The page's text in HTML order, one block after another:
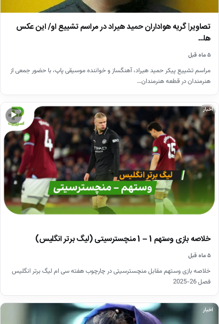
تصاویر| گریه هواداران حمید هیراد در مراسم تشییع او/ این عکس
ها…
۵ ماه قبل
مراسم تشییع پیکر حمید هیراد، آهنگساز و خواننده موسیقی پاپ، با حضور جمعی از
هنرمندان در قطعه هنرمندان…
▶
اخبار
خلاصه بازی وستهم 1 – 1 منچسترسیتی (لیگ برتر انگلیس)
۵ ماه قبل
خلاصه بازی وستهم مقابل منچسترسیتی در چارچوب هفته سی ام لیگ برتر انگلیس
فصل 26-2025
اخبار